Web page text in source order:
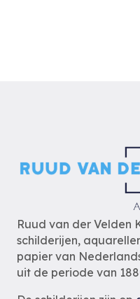
Ruud van der Velden
schilderijen,
papier van
uit de periode van